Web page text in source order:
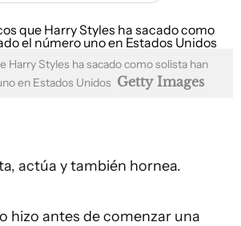
Harry Styles ha sacado como solista han
en Estados Unidos Getty Images
actúa y también hornea.
hizo antes de comenzar una